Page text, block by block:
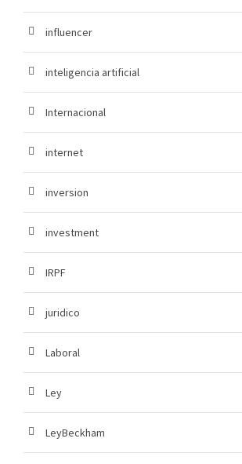
influencer
inteligencia artificial
Internacional
internet
inversion
investment
IRPF
juridico
Laboral
Ley
LeyBeckham